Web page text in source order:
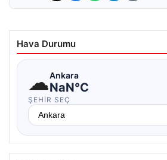
Hava Durumu
☁Ankara
NaN°C
ŞEHIR SEÇ